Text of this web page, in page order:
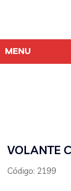
VOLANTE
Código: 2199